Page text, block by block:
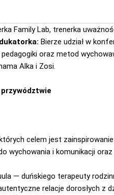
Family Lab, trenerka
Bierze udział w
oraz metod
Alka i Zosi.
celem jest
wychowania i komunikacji
— duńskiego terapeuty
relacje dorosłych z